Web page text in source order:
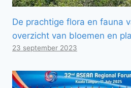
De prachtige flora en fauna
overzicht van bloemen en
23 september 2023